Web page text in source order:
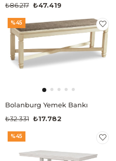
₺47.419
₺86.217
Bolanburg Yemek Bankı
₺17.782
₺32.331
%45
%45